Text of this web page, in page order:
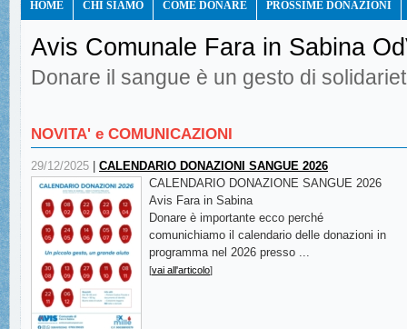
Avis Comunale Fara in Sabina
Donare il sangue è un gesto di
NOVITA' e COMUNICAZIONI
29/12/2025
CALENDARIO DONAZIONI SANGUE 2026
CALENDARIO DONAZIONE SANGUE 2026
Avis Fara in Sabina
Donare è importante ecco perché
comunichiamo il calendario delle donazioni in
programma nel 2026 presso ...
[vai all'articolo]
HOME CHI SIAMO COME DONARE PROSSIME DONAZIONI